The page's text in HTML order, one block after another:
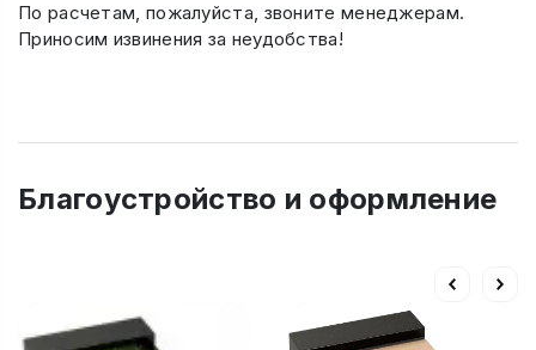
По расчетам, пожалуйста, звоните менеджерам.
Приносим извинения за неудобства!
Благоустройство и оформление